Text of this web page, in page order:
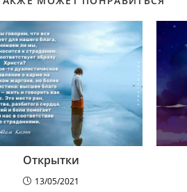
Открытки
13/05/2021